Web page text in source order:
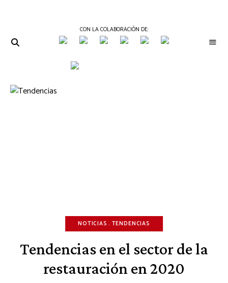
CON LA COLABORACIÓN DE:
Periódico
NOTICIAS TENDENCIAS
Tendencias en el sector de la
restauración en 2020